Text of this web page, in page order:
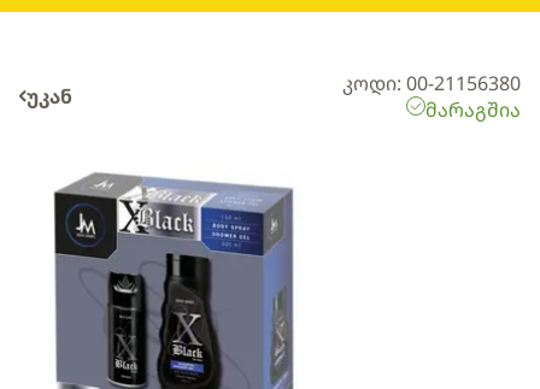
უკან
კოდი: 00-21156380
მარაგშია